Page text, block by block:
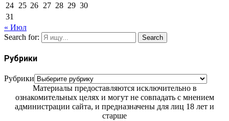
24 25 26 27 28 29 30
31
« Июл
Search for:
Search
Рубрики
Рубрики
Материалы предоставляются исключительно в
ознакомительных целях и могут не совпадать с мнением
администрации сайта, и предназначены для лиц 18 лет и
старше